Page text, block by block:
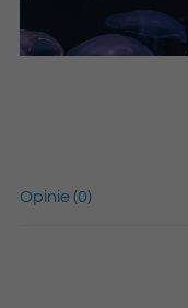
Opinie (0)